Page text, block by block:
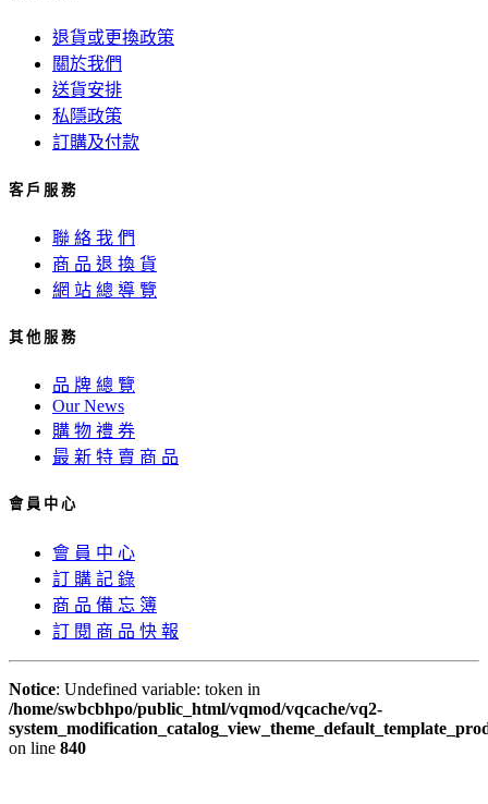
退貨或更換政策
關於我們
送貨安排
私隱政策
訂購及付款
客 戶 服 務
聯 絡 我 們
商 品 退 換 貨
網 站 總 導 覽
其 他 服 務
品 牌 總 覽
Our News
購 物 禮 券
最 新 特 賣 商 品
會 員 中 心
會 員 中 心
訂 購 記 錄
商 品 備 忘 簿
訂 閱 商 品 快 報
Notice: Undefined variable: token in
/home/swbcbhpo/public_html/vqmod/vqcache/vq2-
on line 840